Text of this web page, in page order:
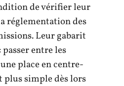
de vérifier leur
réglementation des
Leur gabarit
entre les
place en centre-
simple dès lors